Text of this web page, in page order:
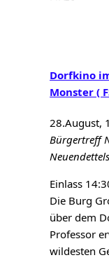
Dorfkino
Monster (
28.August,
Bürgertreff
Einlass
Die Burg
über dem
Professor
wildesten